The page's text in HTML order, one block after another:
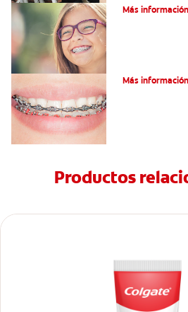
Más información
Más información
Productos